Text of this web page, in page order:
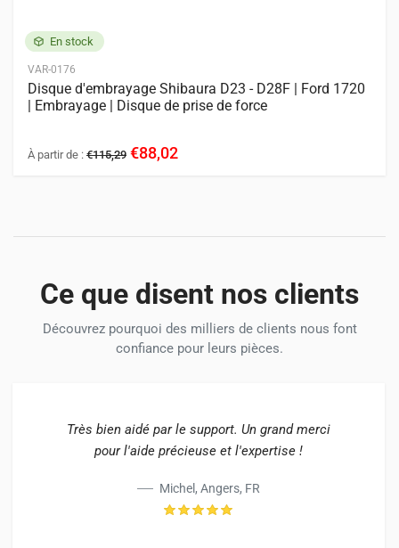
En stock
VAR-0176
Disque d'embrayage Shibaura D23 - D28F | Ford 1720
| Embrayage | Disque de prise de force
À partir de : €115,29 €88,02
Ce que disent nos clients
Découvrez pourquoi des milliers de clients nous font
confiance pour leurs pièces.
Très bien aidé par le support. Un grand merci
pour l'aide précieuse et l'expertise !
Michel, Angers, FR